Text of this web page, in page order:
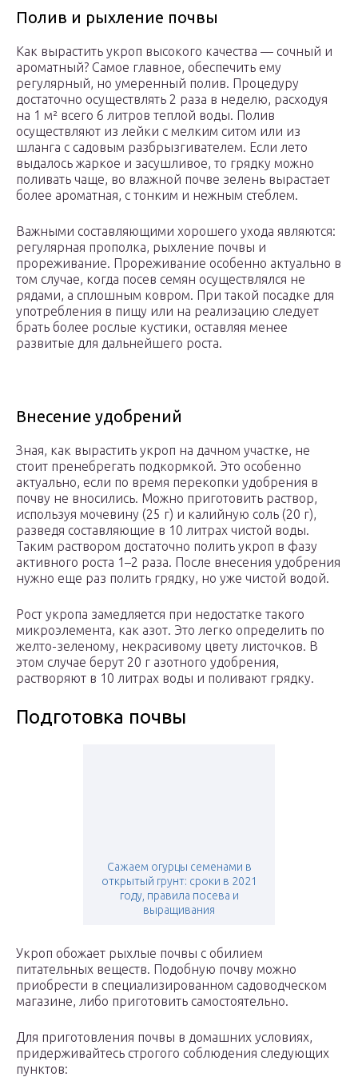
Полив и рыхление почвы
Как вырастить укроп высокого качества — сочный и
ароматный? Самое главное, обеспечить ему
регулярный, но умеренный полив. Процедуру
достаточно осуществлять 2 раза в неделю, расходуя
на 1 м² всего 6 литров теплой воды. Полив
осуществляют из лейки с мелким ситом или из
шланга с садовым разбрызгивателем. Если лето
выдалось жаркое и засушливое, то грядку можно
поливать чаще, во влажной почве зелень вырастает
более ароматная, с тонким и нежным стеблем.
Важными составляющими хорошего ухода являются:
регулярная прополка, рыхление почвы и
прореживание. Прореживание особенно актуально в
том случае, когда посев семян осуществлялся не
рядами, а сплошным ковром. При такой посадке для
употребления в пищу или на реализацию следует
брать более рослые кустики, оставляя менее
развитые для дальнейшего роста.
Внесение удобрений
Зная, как вырастить укроп на дачном участке, не
стоит пренебрегать подкормкой. Это особенно
актуально, если по время перекопки удобрения в
почву не вносились. Можно приготовить раствор,
используя мочевину (25 г) и калийную соль (20 г),
разведя составляющие в 10 литрах чистой воды.
Таким раствором достаточно полить укроп в фазу
активного роста 1–2 раза. После внесения удобрения
нужно еще раз полить грядку, но уже чистой водой.
Рост укропа замедляется при недостатке такого
микроэлемента, как азот. Это легко определить по
желто-зеленому, некрасивому цвету листочков. В
этом случае берут 20 г азотного удобрения,
растворяют в 10 литрах воды и поливают грядку.
Подготовка почвы
Сажаем огурцы семенами в
открытый грунт: сроки в 2021
году, правила посева и
выращивания
Укроп обожает рыхлые почвы с обилием
питательных веществ. Подобную почву можно
приобрести в специализированном садоводческом
магазине, либо приготовить самостоятельно.
Для приготовления почвы в домашних условиях,
придерживайтесь строгого соблюдения следующих
пунктов: